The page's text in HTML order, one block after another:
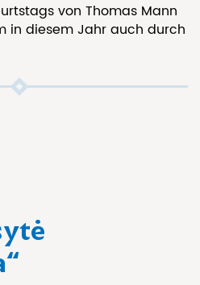
von Thomas Mann
in diesem Jahr auch durch